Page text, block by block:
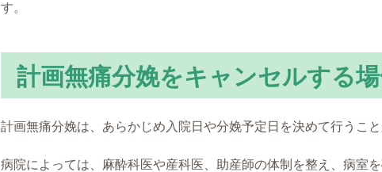
す。
計画無痛分娩をキャンセルする
計画無痛分娩は、あらかじめ入院日や分娩予定日を決めて行うこと
病院によっては、麻酔科医や産科医、助産師の体制を整え、病室